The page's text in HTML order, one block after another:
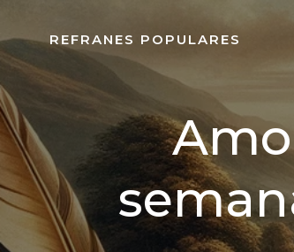
REFRANES POPULARES